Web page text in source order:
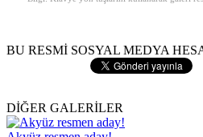
BU RESMİ SOSYAL MEDYA
DİĞER GALERİLER